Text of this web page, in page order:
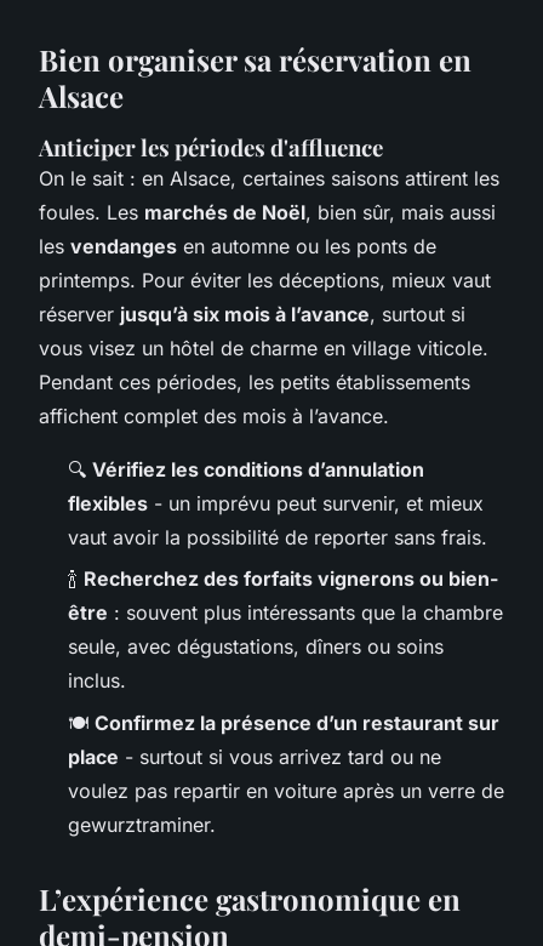
Bien organiser sa réservation en
Alsace
Anticiper les périodes d'affluence
On le sait : en Alsace, certaines saisons attirent les
foules. Les marchés de Noël, bien sûr, mais aussi
les vendanges en automne ou les ponts de
printemps. Pour éviter les déceptions, mieux vaut
réserver jusqu’à six mois à l’avance, surtout si
vous visez un hôtel de charme en village viticole.
Pendant ces périodes, les petits établissements
affichent complet des mois à l’avance.
🔍 Vérifiez les conditions d’annulation
flexibles - un imprévu peut survenir, et mieux
vaut avoir la possibilité de reporter sans frais.
🍾 Recherchez des forfaits vignerons ou bien-
être : souvent plus intéressants que la chambre
seule, avec dégustations, dîners ou soins
inclus.
🍽️ Confirmez la présence d’un restaurant sur
place - surtout si vous arrivez tard ou ne
voulez pas repartir en voiture après un verre de
gewurztraminer.
L’expérience gastronomique en
demi-pension